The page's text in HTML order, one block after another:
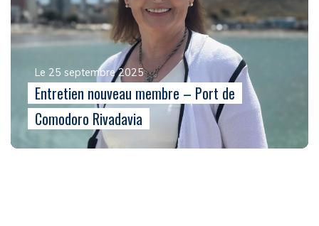
Le 25 septembre 2025
Entretien nouveau membre – Port de
Comodoro Rivadavia